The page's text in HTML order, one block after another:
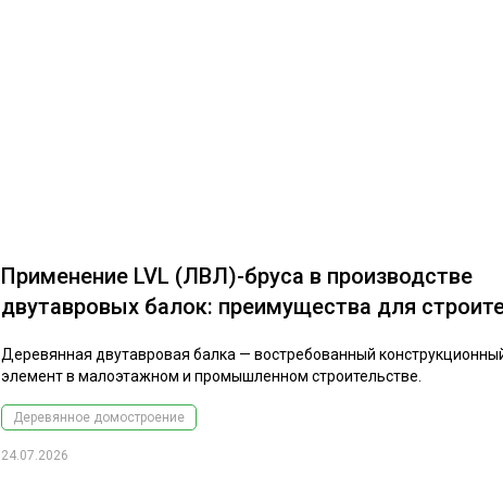
Применение LVL (ЛВЛ)-бруса в производстве
двутавровых балок: преимущества для
Деревянная двутавровая балка — востребованный
элемент в малоэтажном и промышленном строительстве.
Деревянное домостроение
24.07.2026